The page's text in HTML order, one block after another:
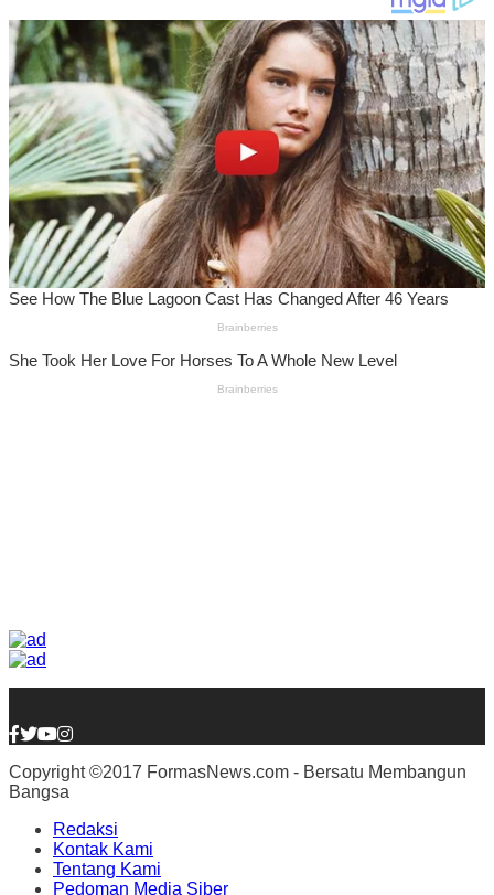
Copyright ©2017 FormasNews.com - Bersatu Membangun
Bangsa
Redaksi
Kontak Kami
Tentang Kami
Pedoman Media Siber